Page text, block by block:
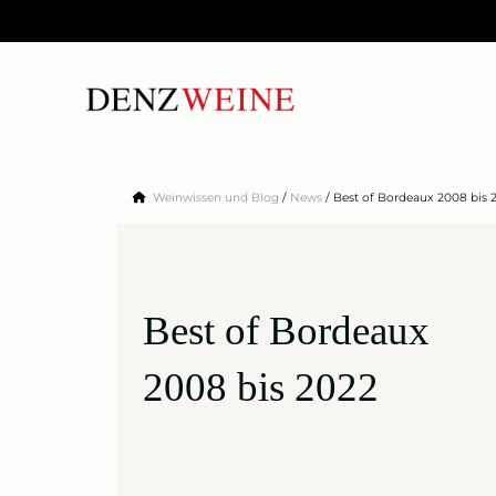
Weinwissen und Blog / News / Best of Bordeaux 2008 bis
Best of Bordeaux
2008 bis 2022